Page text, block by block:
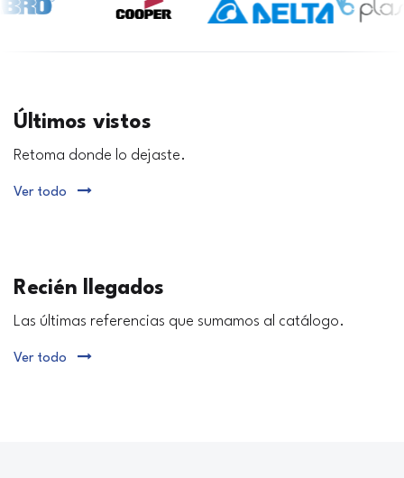
Últimos vistos
Retoma donde lo dejaste.
Ver todo
Recién llegados
Las últimas referencias que sumamos al catálogo.
Ver todo